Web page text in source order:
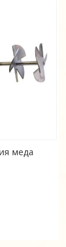
меда